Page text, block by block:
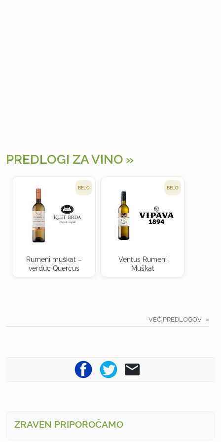
PREDLOGI ZA VINO
BELO
Rumeni muškat –
verduc Quercus
BELO
Ventus Rumeni
Muškat
VEČ PREDLOGOV
ZRAVEN PRIPOROČAMO